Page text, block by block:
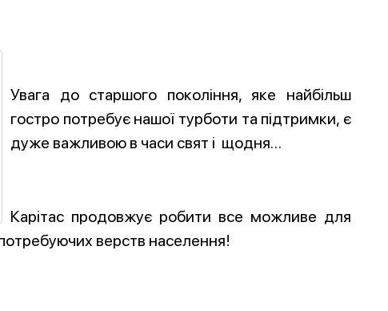
Увага до старшого покоління, яке найбільш
гостро потребує нашої турботи та підтримки, є
дуже важливою в часи свят і щодня…
Карітас продовжує робити все можливе для
верств населення!